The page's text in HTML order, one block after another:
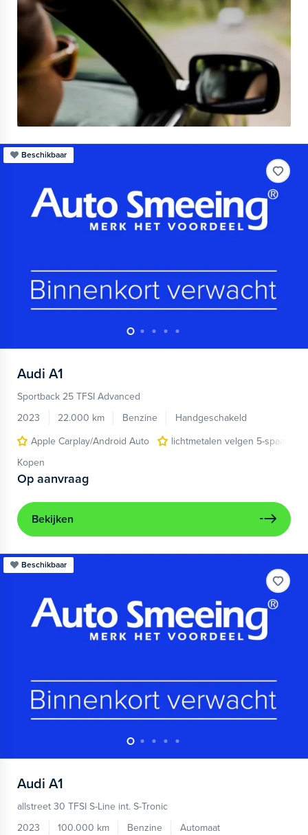
Beschikbaar
Audi A1
Sportback 25 TFSI Advanced
2023
22.000 km Benzine
Handgeschakeld
Apple Carplay/Android Auto
lichtmetalen velgen 5-spaaks
Kopen
Op aanvraag
Bekijken
Beschikbaar
Audi A1
allstreet 30 TFSI S-Line int. S-Tronic
2023
100.000 km Benzine
Automaat